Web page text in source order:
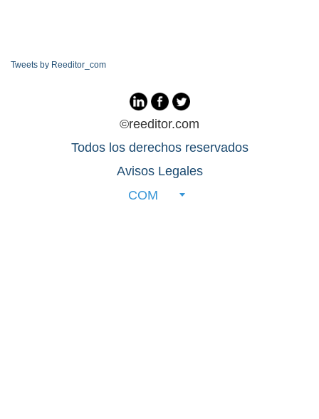
Tweets by Reeditor_com
©reeditor.com
Todos los derechos reservados
Avisos Legales